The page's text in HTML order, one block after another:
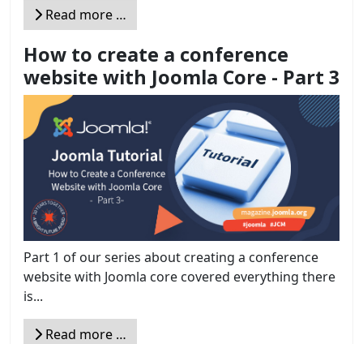
Read more …
How to create a conference
website with Joomla Core - Part 3
Part 1 of our series about creating a conference
website with Joomla core covered everything there
is...
Read more …